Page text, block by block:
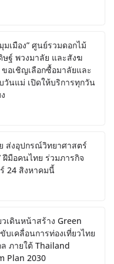
เมือง” ศูนย์รวมดอกไม้
ษฐ์ พวงมาลัย และสังฆ
อเชิญเลือกซื้อมาลัยและ
นแม่ เปิดให้บริการทุกวัน
ส่งอุปกรณ์วิทยาศาสตร์
ฝีมือคนไทย ร่วมภารกิจ
24 สิงหาคมนี้
วเดินหน้าสร้าง Green
บเคลื่อนการท่องเที่ยวไทย
ภายใต้ Thailand
Plan 2030